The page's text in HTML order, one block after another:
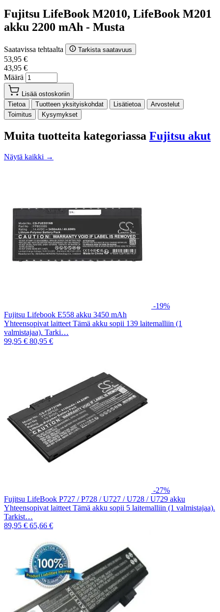
Fujitsu LifeBook M2010, LifeBook M201
akku 2200 mAh - Musta
Saatavissa tehtaalta Tarkista saatavuus
53,95 €
43,95 €
Määrä
Lisää ostoskoriin
Tietoa
Tuotteen yksityiskohdat Lisätietoa
Arvostelut
Toimitus
Kysymykset
Muita tuotteita kategoriassa Fujitsu akut
Näytä kaikki →
-19%
Fujitsu Lifebook E558 akku 3450 mAh
Yhteensopivat laitteet Tämä akku sopii 139 laitemalliin (1
valmistajaa). Tarki…
99,95 € 80,95 €
-27%
Fujitsu LifeBook P727 / P728 / U727 / U728 / U729 akku
Yhteensopivat laitteet Tämä akku sopii 5 laitemalliin (1 valmistajaa).
Tarkist…
89,95 € 65,66 €